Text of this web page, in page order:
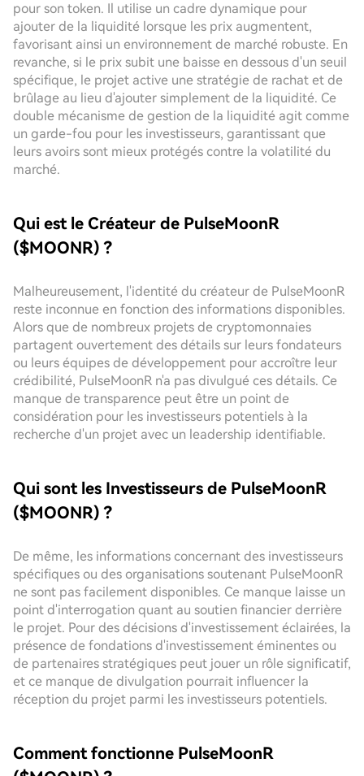
pour son token. Il utilise un cadre dynamique pour
ajouter de la liquidité lorsque les prix augmentent,
favorisant ainsi un environnement de marché robuste. En
revanche, si le prix subit une baisse en dessous d'un seuil
spécifique, le projet active une stratégie de rachat et de
brûlage au lieu d'ajouter simplement de la liquidité. Ce
double mécanisme de gestion de la liquidité agit comme
un garde-fou pour les investisseurs, garantissant que
leurs avoirs sont mieux protégés contre la volatilité du
marché.
Qui est le Créateur de PulseMoonR
($MOONR) ?
Malheureusement, l'identité du créateur de PulseMoonR
reste inconnue en fonction des informations disponibles.
Alors que de nombreux projets de cryptomonnaies
partagent ouvertement des détails sur leurs fondateurs
ou leurs équipes de développement pour accroître leur
crédibilité, PulseMoonR n'a pas divulgué ces détails. Ce
manque de transparence peut être un point de
considération pour les investisseurs potentiels à la
recherche d'un projet avec un leadership identifiable.
Qui sont les Investisseurs de PulseMoonR
($MOONR) ?
De même, les informations concernant des investisseurs
spécifiques ou des organisations soutenant PulseMoonR
ne sont pas facilement disponibles. Ce manque laisse un
point d'interrogation quant au soutien financier derrière
le projet. Pour des décisions d'investissement éclairées, la
présence de fondations d'investissement éminentes ou
de partenaires stratégiques peut jouer un rôle significatif,
et ce manque de divulgation pourrait influencer la
réception du projet parmi les investisseurs potentiels.
Comment fonctionne PulseMoonR